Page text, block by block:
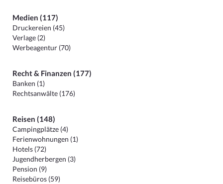
Medien (117)
Druckereien (45)
Verlage (2)
Werbeagentur (70)
Recht & Finanzen (177)
Banken (1)
Rechtsanwälte (176)
Reisen (148)
Campingplätze (4)
Ferienwohnungen (1)
Hotels (72)
Jugendherbergen (3)
Pension (9)
Reisebüros (59)